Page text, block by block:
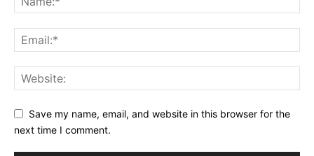
Save my name, email, and website in this browser for the
next time I comment.